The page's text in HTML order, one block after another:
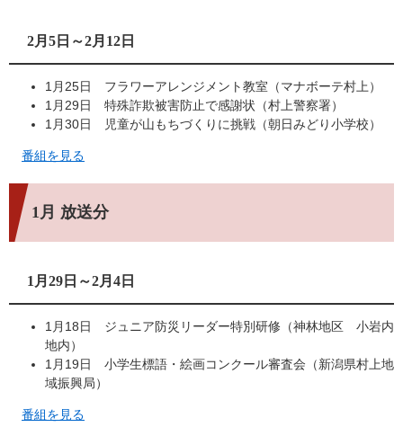
2月5日～2月12日
1月25日 フラワーアレンジメント教室（マナボーテ村上）
1月29日 特殊詐欺被害防止で感謝状（村上警察署）
1月30日 児童が山もちづくりに挑戦（朝日みどり小学校）
番組を見る
1月 放送分
1月29日～2月4日
1月18日 ジュニア防災リーダー特別研修（神林地区 小岩内
地内）
1月19日 小学生標語・絵画コンクール審査会（新潟県村上地
域振興局）
番組を見る